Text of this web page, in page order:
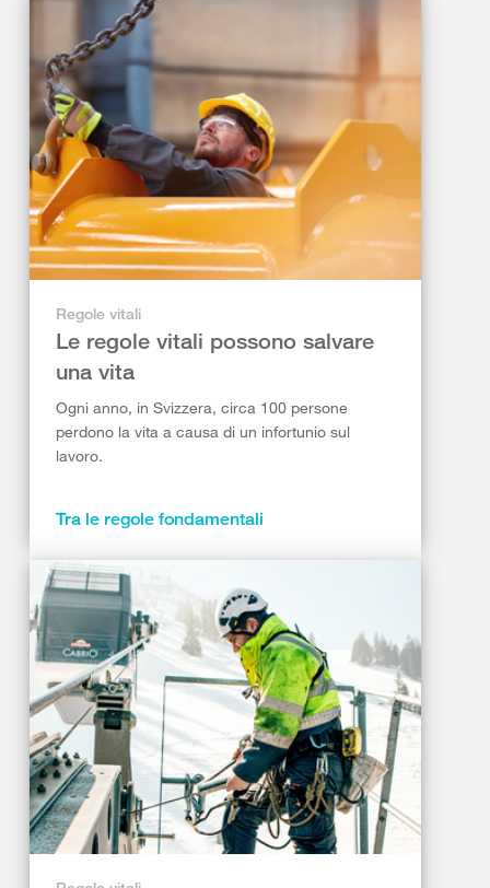
Regole vitali
Le regole vitali possono salvare
una vita
Ogni anno, in Svizzera, circa 100 persone
perdono la vita a causa di un infortunio sul
lavoro.
Tra le regole fondamentali